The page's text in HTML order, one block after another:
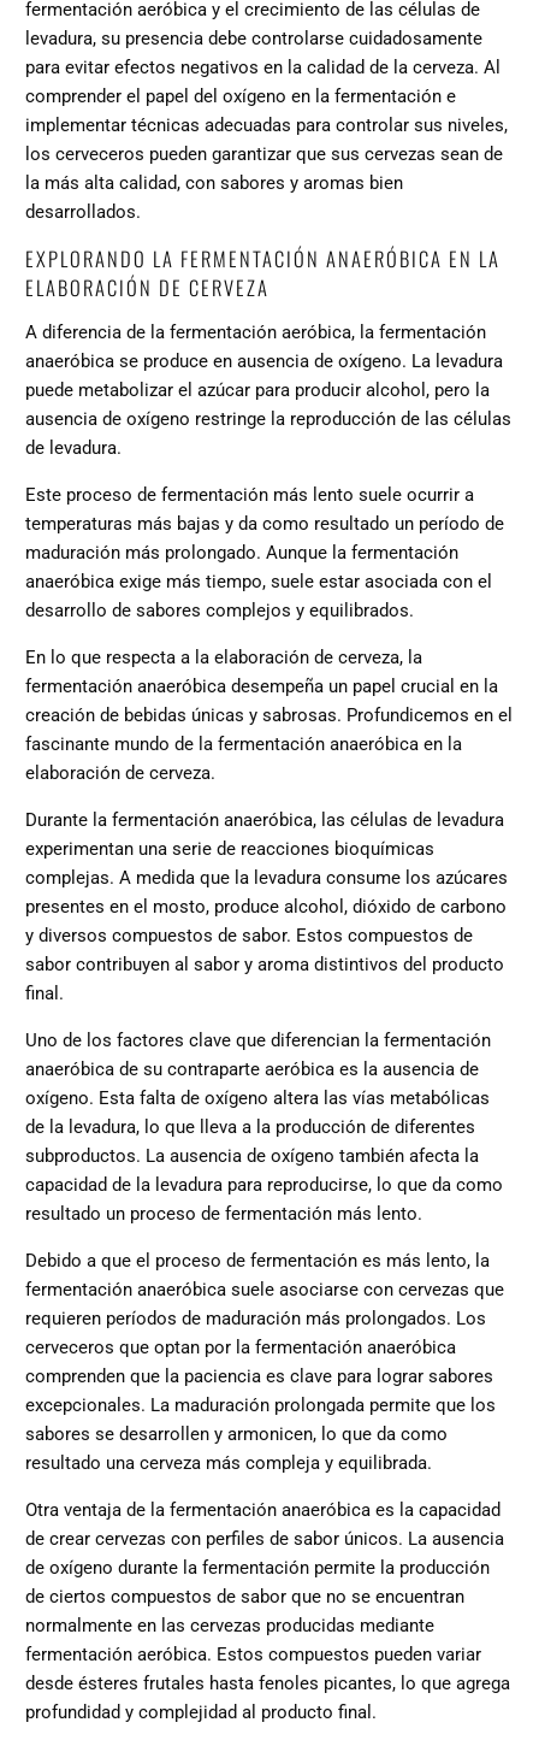
fermentación aeróbica y el crecimiento de las células de
levadura, su presencia debe controlarse cuidadosamente
para evitar efectos negativos en la calidad de la cerveza. Al
comprender el papel del oxígeno en la fermentación e
implementar técnicas adecuadas para controlar sus niveles,
los cerveceros pueden garantizar que sus cervezas sean de
la más alta calidad, con sabores y aromas bien
desarrollados.
EXPLORANDO LA FERMENTACIÓN ANAERÓBICA EN LA
ELABORACIÓN DE CERVEZA
A diferencia de la fermentación aeróbica, la fermentación
anaeróbica se produce en ausencia de oxígeno. La levadura
puede metabolizar el azúcar para producir alcohol, pero la
ausencia de oxígeno restringe la reproducción de las células
de levadura.
Este proceso de fermentación más lento suele ocurrir a
temperaturas más bajas y da como resultado un período de
maduración más prolongado. Aunque la fermentación
anaeróbica exige más tiempo, suele estar asociada con el
desarrollo de sabores complejos y equilibrados.
En lo que respecta a la elaboración de cerveza, la
fermentación anaeróbica desempeña un papel crucial en la
creación de bebidas únicas y sabrosas. Profundicemos en el
fascinante mundo de la fermentación anaeróbica en la
elaboración de cerveza.
Durante la fermentación anaeróbica, las células de levadura
experimentan una serie de reacciones bioquímicas
complejas. A medida que la levadura consume los azúcares
presentes en el mosto, produce alcohol, dióxido de carbono
y diversos compuestos de sabor. Estos compuestos de
sabor contribuyen al sabor y aroma distintivos del producto
final.
Uno de los factores clave que diferencian la fermentación
anaeróbica de su contraparte aeróbica es la ausencia de
oxígeno. Esta falta de oxígeno altera las vías metabólicas
de la levadura, lo que lleva a la producción de diferentes
subproductos. La ausencia de oxígeno también afecta la
capacidad de la levadura para reproducirse, lo que da como
resultado un proceso de fermentación más lento.
Debido a que el proceso de fermentación es más lento, la
fermentación anaeróbica suele asociarse con cervezas que
requieren períodos de maduración más prolongados. Los
cerveceros que optan por la fermentación anaeróbica
comprenden que la paciencia es clave para lograr sabores
excepcionales. La maduración prolongada permite que los
sabores se desarrollen y armonicen, lo que da como
resultado una cerveza más compleja y equilibrada.
Otra ventaja de la fermentación anaeróbica es la capacidad
de crear cervezas con perfiles de sabor únicos. La ausencia
de oxígeno durante la fermentación permite la producción
de ciertos compuestos de sabor que no se encuentran
normalmente en las cervezas producidas mediante
fermentación aeróbica. Estos compuestos pueden variar
desde ésteres frutales hasta fenoles picantes, lo que agrega
profundidad y complejidad al producto final.